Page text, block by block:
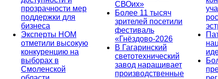
прозрачности мер
поддержки для
бизнеса
Эксперты НОМ
отметили высокую
конкуренцию на
выборах в
Смоленской
СВОих»
Более 11 тысяч
зрителей посетили
фестиваль
«Гнёздово-2026
В Гагаринский
светотехнический
завод наращивает
производственные